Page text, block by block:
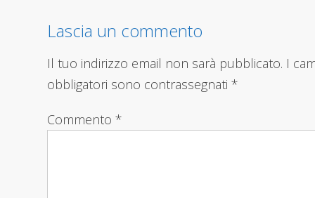
Lascia un commento
Il tuo indirizzo email non sarà pubblicato. I
obbligatori sono contrassegnati*
Commento*